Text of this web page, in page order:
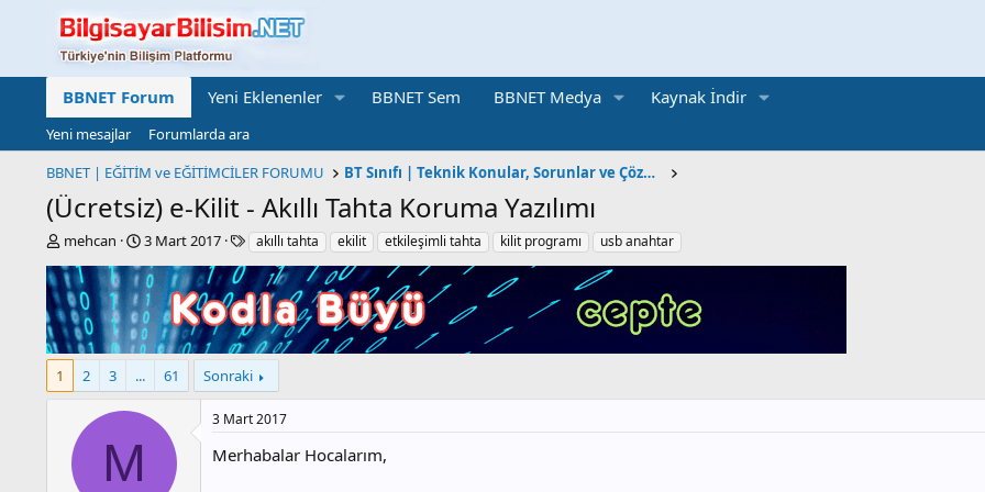
BBNET Forum Yeni Eklenenler BBNET Sem BBNET Medya Kaynak İndir
Yeni mesajlar
Forumlarda ara
BBNET | EĞİTİM ve EĞİTİMCİLER FORUMU
BT Sınıfı | Teknik Konular, Sorunlar ve Çözümler
(Ücretsiz) e-Kilit - Akıllı Tahta Koruma Yazılımı
K
n
b
u
y
u
a
mehcan
B
ş
a
n
g
ı
ç
t
3 Mart 2017
E
k
e
t
l
e
r
akıllı tahta ekilit etkileşimli tahta kilit programı usb anahtar
1 2 3 ... 61 Sonraki
M
3 Mart 2017
Merhabalar Hocalarım,